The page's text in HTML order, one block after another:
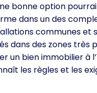
bonne option
dans un des
communes et
dans des zones très
un bien immobilier à
les règles et les